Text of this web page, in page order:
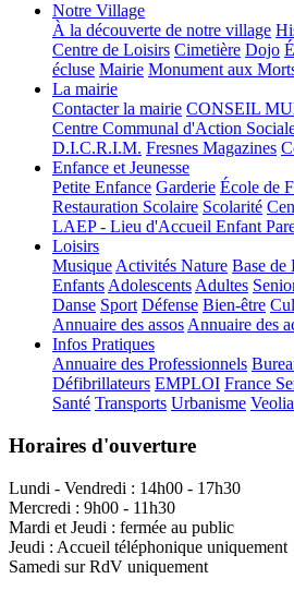
Notre Village
À la découverte de notre village
Centre de Loisirs Cimetière Dojo
écluse Mairie Monument aux
La mairie
Contacter la mairie CONSEIL
Centre Communal d'Action
D.I.C.R.I.M. Fresnes Magazines
Enfance et Jeunesse
Petite Enfance Garderie École de
Restauration Scolaire Scolarité
LAEP - Lieu d'Accueil Enfant
Loisirs
Musique Activités Nature Base de
Enfants Adolescents Adultes
Danse Sport Défense Bien-être
Annuaire des assos Annuaire des
Infos Pratiques
Annuaire des Professionnels
Défibrillateurs EMPLOI France
Santé Transports Urbanisme Veolia
Horaires d'ouverture
Lundi - Vendredi : 14h00 - 17h30
Mercredi : 9h00 - 11h30
Mardi et Jeudi : fermée au public
Jeudi : Accueil téléphonique uniquement
Samedi sur RdV uniquement